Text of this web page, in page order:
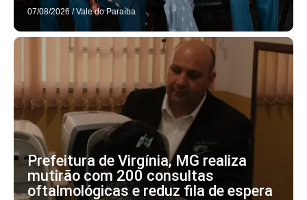
07/08/2026 / Vale do Paraíba
Prefeitura de Virgínia, MG realiza
mutirão com 200 consultas
oftalmológicas e reduz fila de espera